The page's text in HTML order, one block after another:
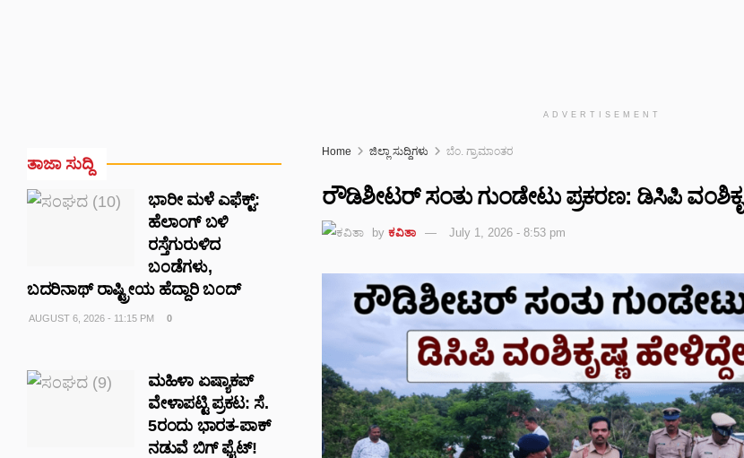
ADVERTISEMENT
Home ಜಿಲ್ಲಾ ಸುದ್ದಿಗಳು ಬೆಂ. ಗ್ರಾಮಾಂತರ
ರೌಡಿಶೀಟರ್ ಸಂತು ಗುಂಡೇಟು ಪ್ರಕರಣ: ಡಿಸಿಪಿ
by ಕವಿತಾ July 1, 2026 - 8:53 pm
ತಾಜಾ ಸುದ್ದಿ
ಭಾರೀ ಮಳೆ ಎಫೆಕ್ಟ್‌:
ಹೆಲಾಂಗ್ ಬಳಿ
ರಸ್ತೆಗುರುಳಿದ
ಬಂಡೆಗಳು,
ಬದರಿನಾಥ್‌ ರಾಷ್ಟ್ರೀಯ ಹೆದ್ದಾರಿ ಬಂದ್‌
AUGUST 6, 2026 - 11:15 PM 0
ಮಹಿಳಾ ಏಷ್ಯಾಕಪ್
ವೇಳಾಪಟ್ಟಿ ಪ್ರಕಟ: ಸೆ.
5ರಂದು ಭಾರತ-ಪಾಕ್‌
ನಡುವೆ ಬಿಗ್ ಫೈಟ್!